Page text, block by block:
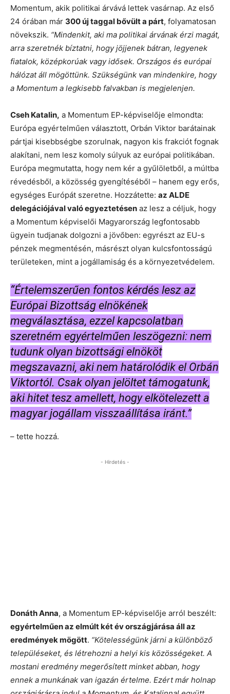
Momentum, akik politikai árvává lettek vasárnap. Az első
24 órában már 300 új taggal bővült a párt, folyamatosan
növekszik. “Mindenkit, aki ma politikai árvának érzi magát,
arra szeretnék bíztatni, hogy jöjjenek bátran, legyenek
fiatalok, középkorúak vagy idősek. Országos és európai
hálózat áll mögöttünk. Szükségünk van mindenkire, hogy
a Momentum a legkisebb falvakban is megjelenjen.
Cseh Katalin, a Momentum EP-képviselője elmondta:
Európa egyértelműen választott, Orbán Viktor barátainak
pártjai kisebbségbe szorulnak, nagyon kis frakciót fognak
alakítani, nem lesz komoly súlyuk az európai politikában.
Európa megmutatta, hogy nem kér a gyűlöletből, a múltba
révedésből, a közösség gyengítéséből – hanem egy erős,
egységes Európát szeretne. Hozzátette: az ALDE
delegációjával való egyeztetésen az lesz a céljuk, hogy
a Momentum képviselői Magyarország legfontosabb
ügyein tudjanak dolgozni a jövőben: egyrészt az EU-s
pénzek megmentésén, másrészt olyan kulcsfontosságú
területeken, mint a jogállamiság és a környezetvédelem.
“Értelemszerűen fontos kérdés lesz az
Európai Bizottság elnökének
megválasztása, ezzel kapcsolatban
szeretném egyértelműen leszögezni: nem
tudunk olyan bizottsági elnököt
megszavazni, aki nem határolódik el Orbán
Viktortól. Csak olyan jelöltet támogatunk,
aki hitet tesz amellett, hogy elkötelezett a
magyar jogállam visszaállítása iránt.”
– tette hozzá.
- Hirdetés -
Donáth Anna, a Momentum EP-képviselője arról beszélt:
egyértelműen az elmúlt két év országjárása áll az
eredmények mögött. “Kötelességünk járni a különböző
településeket, és létrehozni a helyi kis közösségeket. A
mostani eredmény megerősített minket abban, hogy
ennek a munkának van igazán értelme. Ezért már holnap